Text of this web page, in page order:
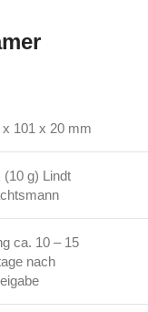
101 x 20 mm
(10 g) Lindt
ca. 10 – 15
nach